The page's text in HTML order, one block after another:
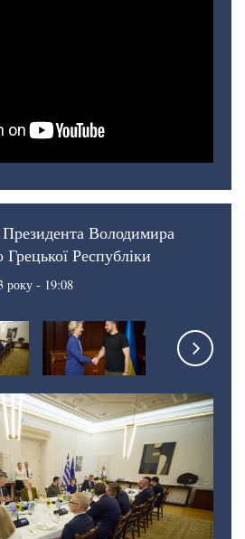
Володимира
Грецької Республіки
року - 19:08